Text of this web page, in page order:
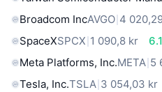
Broadcom IncAVGO 4
SpaceXSPCX 1 090,8 kr
Meta Platforms, Inc.META 5
Tesla, Inc.TSLA 3 054,03 kr